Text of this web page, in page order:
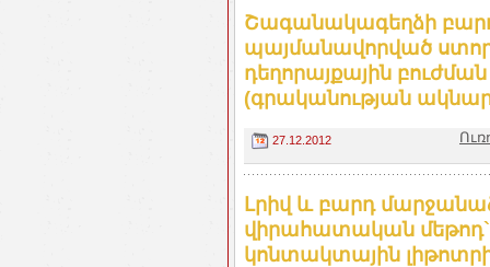
Շագանակագեղձի
պայմանավորված
դեղորայքային
(գրականության
27.12.2012
Լրիվ և բարդ
վիրահատական մեթոդ`
կոնտակտային